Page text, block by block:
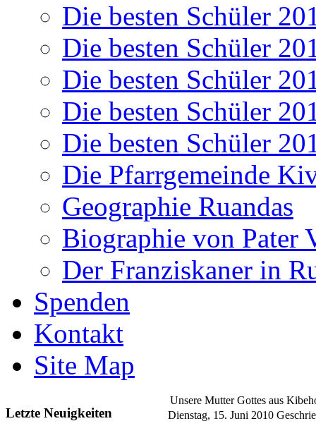
Die besten Schüler
Die besten Schüler
Die besten Schüler
Die besten Schüler
Die besten Schüler
Die Pfarrgemeinde
Geographie Ruandas
Biographie von Pater
Der Franziskaner in
Spenden
Kontakt
Site Map
Letzte Neuigkeiten
Unsere Mutter Gottes aus
Dienstag, 15. Juni 2010